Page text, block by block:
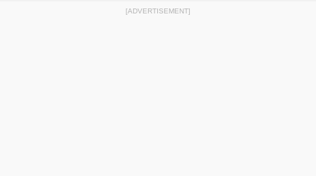
[ADVERTISEMENT]